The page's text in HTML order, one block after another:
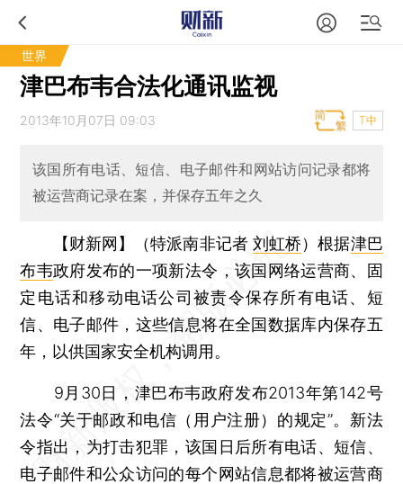
世界
津巴布韦合法化通讯监视
2013年10月07日 09:03 T中
该国所有电话、短信、电子邮件和网站访问记录都将
被运营商记录在案，并保存五年之久
【财新网】（特派南非记者 刘虹桥）根据津巴
布韦政府发布的一项新法令，该国网络运营商、固
定电话和移动电话公司被责令保存所有电话、短
信、电子邮件，这些信息将在全国数据库内保存五
年，以供国家安全机构调用。
9月30日，津巴布韦政府发布2013年第142号
法令“关于邮政和电信（用户注册）的规定”。新法
令指出，为打击犯罪，该国日后所有电话、短信、
电子邮件和公众访问的每个网站信息都将被运营商